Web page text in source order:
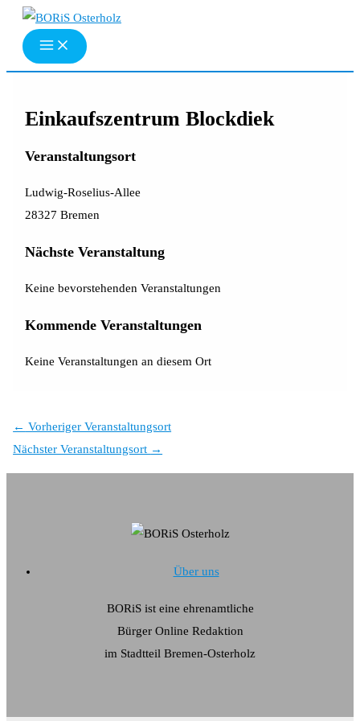
Zum
Inhalt
springen
Einkaufszentrum Blockdiek
Veranstaltungsort
Ludwig-Roselius-Allee
28327 Bremen
Nächste Veranstaltung
Keine bevorstehenden Veranstaltungen
Kommende Veranstaltungen
Keine Veranstaltungen an diesem Ort
← Vorheriger Veranstaltungsort
Nächster Veranstaltungsort →
Über uns
BORiS ist eine ehrenamtliche
Bürger Online Redaktion
im Stadtteil Bremen-Osterholz